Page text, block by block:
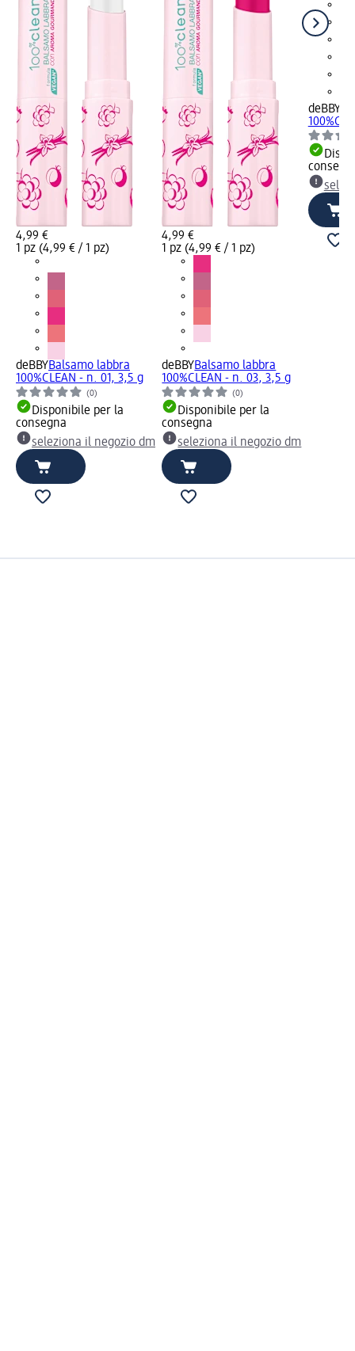
4,99 €
1 pz (4,99 € / 1 pz)
deBBYBalsamo labbra
100%CLEAN - n. 01, 3,5 g
(0)
Disponibile per la
consegna
seleziona il negozio dm
4,99 €
1 pz (4,99 € / 1 pz)
deBBYBalsamo labbra
100%CLEAN - n. 03, 3,5 g
(0)
Disponibile per la
consegna
seleziona il negozio dm
deBBY